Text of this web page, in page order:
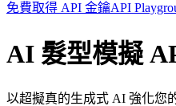
免費取得 API 金鑰API
AI 髮型模擬
以超擬真的生成式 AI 強化您